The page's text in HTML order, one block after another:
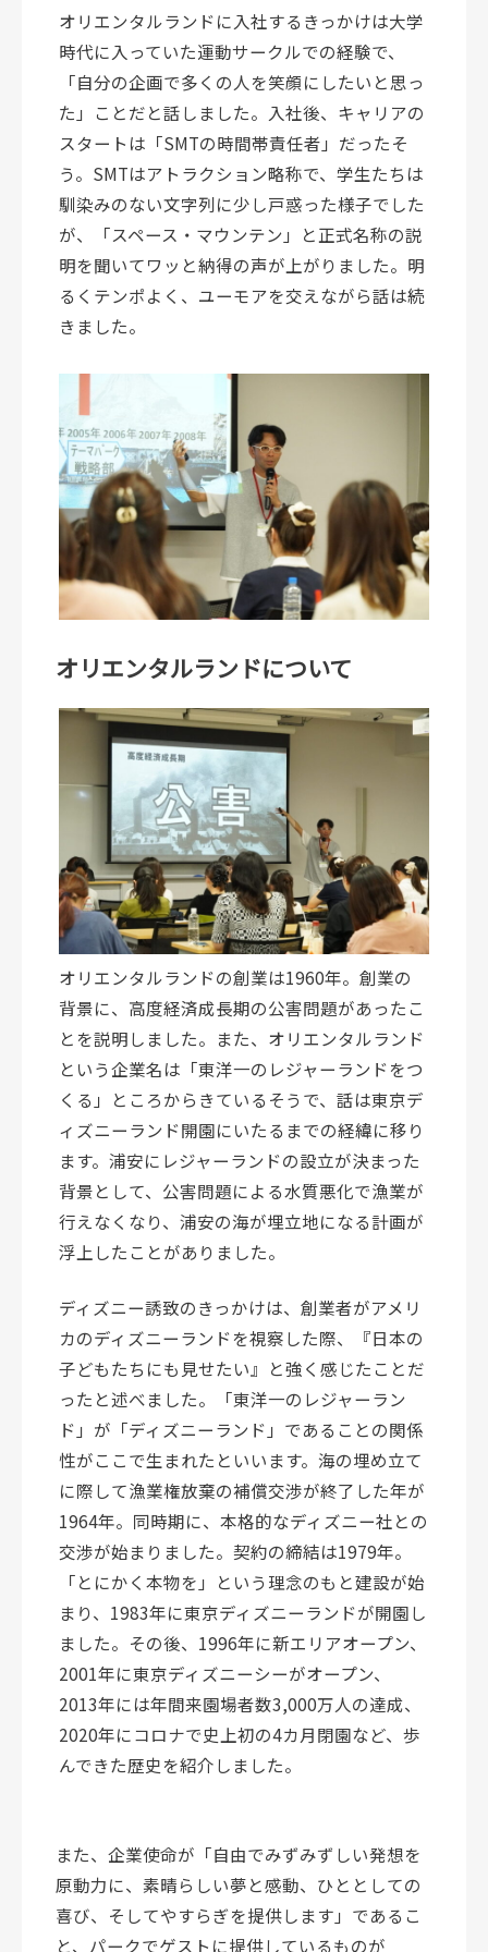
オリエンタルランドに入社するきっかけは大学
時代に入っていた運動サークルでの経験で、
「自分の企画で多くの人を笑顔にしたいと思っ
た」ことだと話しました。入社後、キャリアの
スタートは「SMTの時間帯責任者」だったそ
う。SMTはアトラクション略称で、学生たちは
馴染みのない文字列に少し戸惑った様子でした
が、「スペース ・ マウンテン」と正式名称の説
明を聞いてワッと納得の声が上がりました。明
るくテンポよく、ユーモアを交えながら話は続
きました。
オリエンタルランドについて
オリエンタルランドの創業は1960年。創業の
背景に、高度経済成長期の公害問題があったこ
とを説明しました。また、オリエンタルランド
という企業名は「東洋一のレジャーランドをつ
くる」ところからきているそうで、話は東京デ
ィズニーランド開園にいたるまでの経緯に移り
ます。浦安にレジャーランドの設立が決まった
背景として、公害問題による水質悪化で漁業が
行えなくなり、浦安の海が埋立地になる計画が
浮上したことがありました。
ディズニー誘致のきっかけは、創業者がアメリ
カのディズニーランドを視察した際、『日本の
子どもたちにも見せたい』と強く感じたことだ
ったと述べました。「東洋一のレジャーラン
ド」が「ディズニーランド」であることの関係
性がここで生まれたといいます。海の埋め立て
に際して漁業権放棄の補償交渉が終了した年が
1964年。同時期に、本格的なディズニー社との
交渉が始まりました。契約の締結は1979年。
「とにかく本物を」という理念のもと建設が始
まり、1983年に東京ディズニーランドが開園し
ました。その後、1996年に新エリアオープン、
2001年に東京ディズニーシーがオープン、
2013年には年間来園場者数3,000万人の達成、
2020年にコロナで史上初の4カ月閉園など、歩
んできた歴史を紹介しました。
また、企業使命が「自由でみずみずしい発想を
原動力に、素晴らしい夢と感動、ひととしての
喜び、そしてやすらぎを提供します」であるこ
と、パークでゲストに提供しているものが